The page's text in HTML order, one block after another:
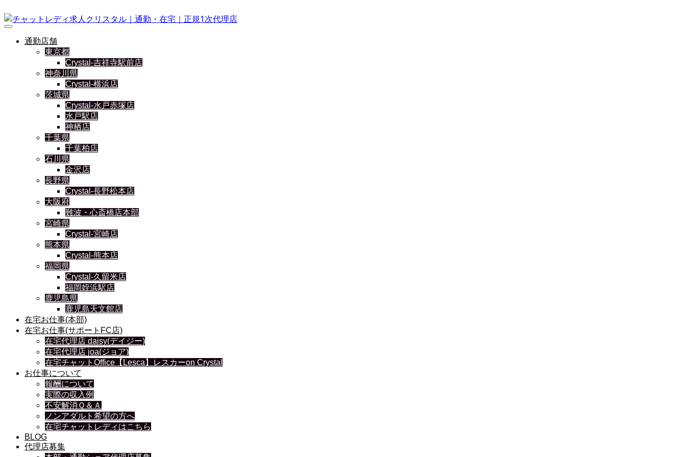
通勤店舗
東京都
Crystal-吉祥寺駅前店
神奈川県
Crystal-横浜店
茨城県
Crystal-水戸赤塚店
水戸駅店
神栖店
千葉県
千葉柏店
石川県
金沢店
長野県
Crystal-長野松本店
大阪府
難波・心斎橋店本部
宮崎県
Crystal-宮崎店
熊本県
Crystal-熊本店
福岡県
Crystal-久留米店
福岡姪浜駅店
鹿児島県
鹿児島天文館店
在宅お仕事(本部)
在宅お仕事(サポートFC店)
在宅代理店 daisy(デイジー)
在宅代理店 joa(ジョア)
在宅チャットOffice【Lesca】レスカーon Crystal
お仕事について
報酬について
実際の収入例
不安解消Ｑ＆Ａ
ノンアダルト希望の方へ
在宅チャットレディはこちら
BLOG
代理店募集